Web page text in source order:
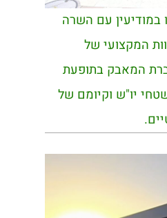
במודיעין עם השרה
המקצועי של
המאבק בתופעת
יו"ש וקיומם של